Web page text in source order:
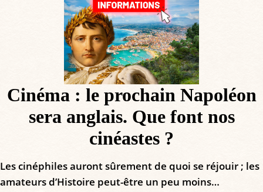
Cinéma : le prochain Napoléon
sera anglais. Que font nos
cinéastes ?
Les cinéphiles auront sûrement de quoi se réjouir ; les
amateurs d’Histoire peut-être un peu moins…